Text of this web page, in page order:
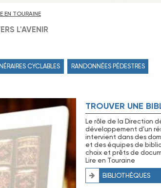
EN TOURAINE
L'AVENIR
CYCLABLES RANDONNÉES PÉDESTRES
TROUVER UNE
Le rôle de la Direction
développement d’un
intervient dans des
et des équipes de
choix et prêts de
Lire en Touraine
BIBLIOTHÈQUES